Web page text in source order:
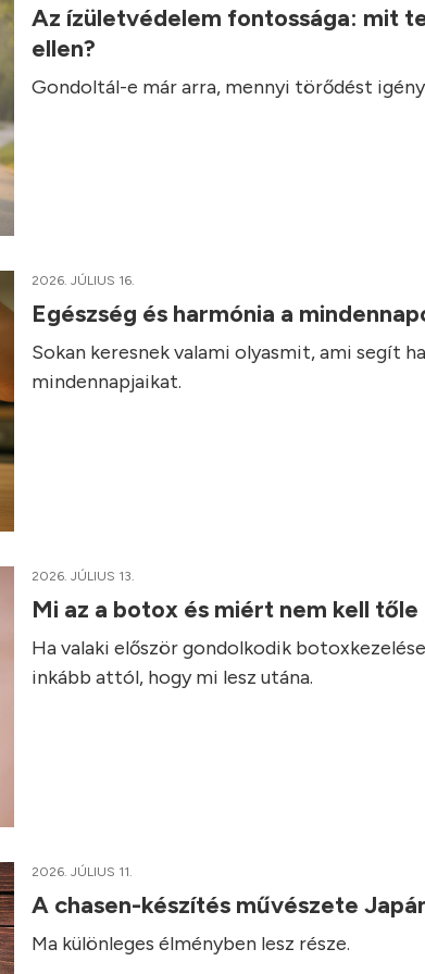
Az ízületvédelem fontossága: mit
ellen?
Gondoltál-e már arra, mennyi törődést
2026. JÚLIUS 16.
Egészség és harmónia a
Sokan keresnek valami olyasmit, ami segít
mindennapjaikat.
2026. JÚLIUS 13.
Mi az a botox és miért nem kell tőle
Ha valaki először gondolkodik
inkább attól, hogy mi lesz utána.
2026. JÚLIUS 11.
A chasen-készítés művészete
Ma különleges élményben lesz része.